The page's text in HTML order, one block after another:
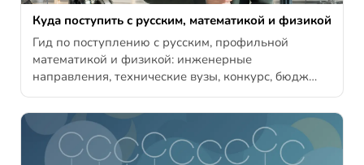
Куда поступить с русским, математикой и физикой
Гид по поступлению с русским, профильной
математикой и физикой: инженерные
направления, технические вузы, конкурс, бюдж…